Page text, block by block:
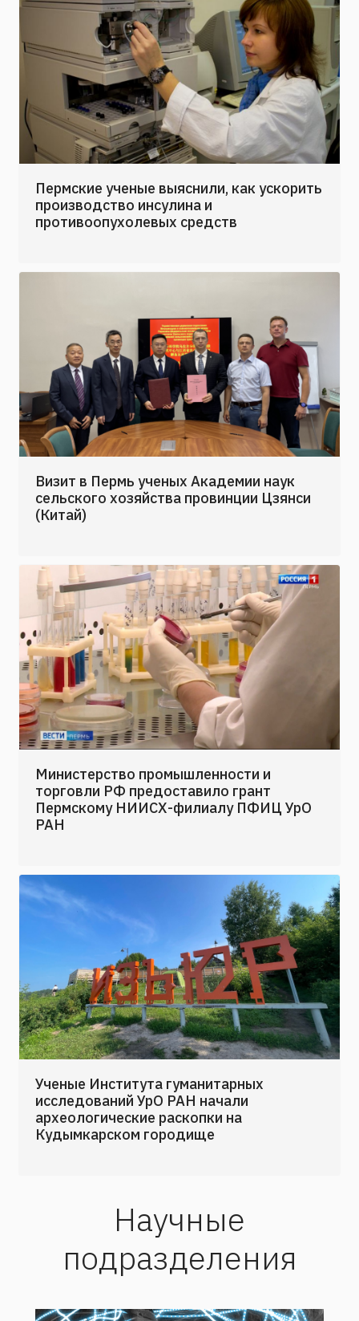
Пермские ученые выяснили, как ускорить
производство инсулина и
противоопухолевых средств
Визит в Пермь ученых Академии наук
сельского хозяйства провинции Цзянси
(Китай)
Министерство промышленности и
торговли РФ предоставило грант
Пермскому НИИСХ-филиалу ПФИЦ УрО
РАН
Ученые Института гуманитарных
исследований УрО РАН начали
археологические раскопки на
Кудымкарском городище
Научные
подразделения